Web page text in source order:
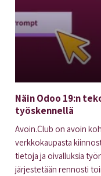
Näin Odoo 19:n
työskennellä
Avoin.Club on avoin
verkkokaupasta
tietoja ja oivalluksia
järjestetään rennosti